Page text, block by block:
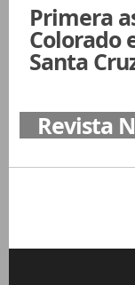
Primera
Colorado
Santa
Revista